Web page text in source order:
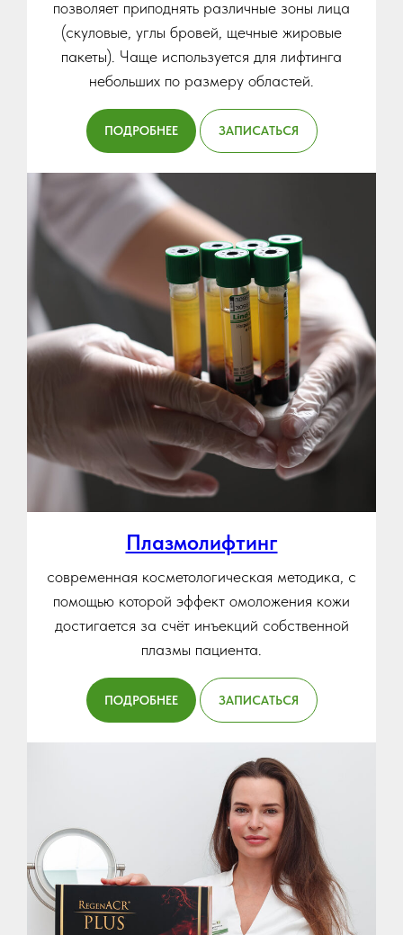
позволяет приподнять различные зоны лица
(скуловые, углы бровей, щечные жировые
пакеты). Чаще используется для лифтинга
небольших по размеру областей.
ПОДРОБНЕЕ ЗАПИСАТЬСЯ
Плазмолифтинг
современная косметологическая методика, с
помощью которой эффект омоложения кожи
достигается за счёт инъекций собственной
плазмы пациента.
ПОДРОБНЕЕ ЗАПИСАТЬСЯ